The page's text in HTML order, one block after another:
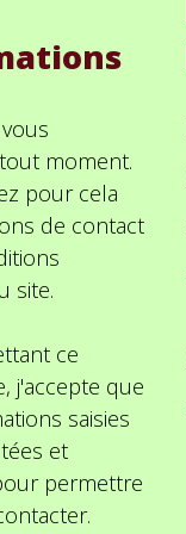
moment.
pour cela
de contact
site.
ce
j'accepte que
saisies
et
permettre